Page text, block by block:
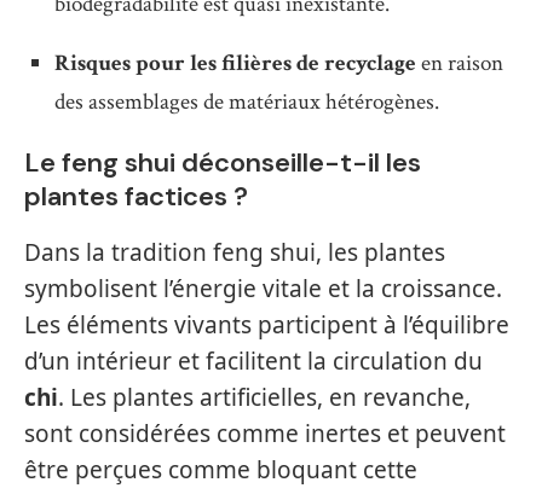
Risques pour les filières de recyclage en raison
des assemblages de matériaux hétérogènes.
Le feng shui déconseille-t-il les
plantes factices ?
Dans la tradition feng shui, les plantes
symbolisent l’énergie vitale et la croissance.
Les éléments vivants participent à l’équilibre
d’un intérieur et facilitent la circulation du
chi. Les plantes artificielles, en revanche,
sont considérées comme inertes et peuvent
être perçues comme bloquant cette